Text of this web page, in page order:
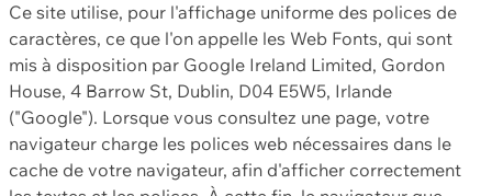
Ce site utilise, pour l'affichage uniforme des polices de
caractères, ce que l'on appelle les Web Fonts, qui sont
mis à disposition par Google Ireland Limited, Gordon
House, 4 Barrow St, Dublin, D04 E5W5, Irlande
("Google"). Lorsque vous consultez une page, votre
navigateur charge les polices web nécessaires dans le
cache de votre navigateur, afin d'afficher correctement